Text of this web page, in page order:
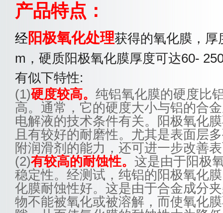
产品特点：
经阳极氧化处理获得的氧化膜，厚
m，硬质阳极氧化膜厚度可达60-
有似下特性:
(1)硬度较高。 纯铝氧化膜的硬度比
高。通常，它的硬度大小与铝的合
电解液的技术条件有关。阳极氧化
且有较好的耐磨性。尤其是表面层
附润滑剂的能力，还可进一步改善
(2)有较高的耐蚀性。 这是由于阳极
稳定性。经测试，纯铝的阳极氧化
化膜耐蚀性好。这是由于合金成分
物不能被氧化或被溶解，而使氧化